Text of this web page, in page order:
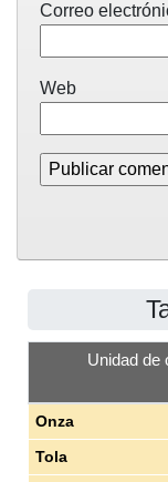
Correo
Web
Unidad de
Onza
Tola